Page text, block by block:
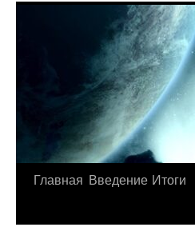
Главная Введение Итоги